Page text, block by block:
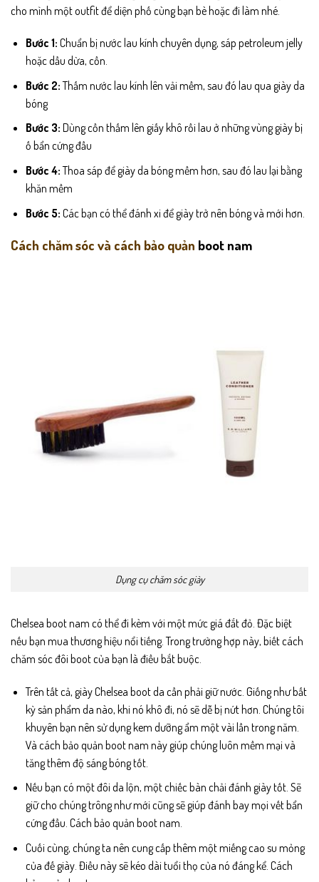
cho mình một outfit để diện phố cùng bạn bè hoặc đi làm nhé.
Bước 1: Chuẩn bị nước lau kính chuyên dụng, sáp petroleum jelly
hoặc dầu dừa, cồn.
Bước 2:Thấm nước lau kính lên vải mềm, sau đó lau qua giày da
bóng
Bước 3: Dùng cồn thấm lên giấy khô rồi lau ở những vùng giày bị
ố bẩn cứng đầu
Bước 4:Thoa sáp để giày da bóng mềm hơn, sau đó lau lại bằng
khăn mềm
Bước 5: Các bạn có thể đánh xi để giày trở nên bóng và mới hơn.
Cách chăm sóc và cách bảo quản boot nam
Dụng cụ chăm sóc giày
Chelsea boot nam có thể đi kèm với một mức giá đắt đỏ. Đặc biệt
nếu bạn mua thương hiệu nổi tiếng. Trong trường hợp này, biết cách
chăm sóc đôi boot của bạn là điều bắt buộc.
Trên tất cả, giày Chelsea boot da cần phải giữ nước. Giống như bất
kỳ sản phẩm da nào, khi nó khô đi, nó sẽ dễ bị nứt hơn. Chúng tôi
khuyên bạn nên sử dụng kem dưỡng ẩm một vài lần trong năm.
Và cách bảo quản boot nam này giúp chúng luôn mềm mại và
tăng thêm độ sáng bóng tốt.
Nếu bạn có một đôi da lộn, một chiếc bàn chải đánh giày tốt. Sẽ
giữ cho chúng trông như mới cũng sẽ giúp đánh bay mọi vết bẩn
cứng đầu. Cách bảo quản boot nam.
Cuối cùng, chúng ta nên cung cấp thêm một miếng cao su mỏng
của đế giày. Điều này sẽ kéo dài tuổi thọ của nó đáng kể. Cách